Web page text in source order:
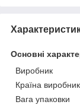
Основні
Виробник
Країна виробник
Вага упаковки